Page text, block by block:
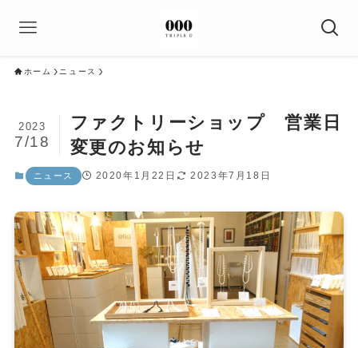
ホーム ニュース
ファクトリーショップ 営業日
変更のお知らせ
2023
7/18
ニュース 2020年1月22日 2023年7月18日